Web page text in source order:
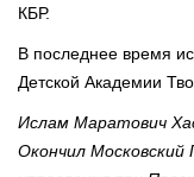
КБР.
В последнее время
Детской Академии
Ислам Маратович
Окончил Московский